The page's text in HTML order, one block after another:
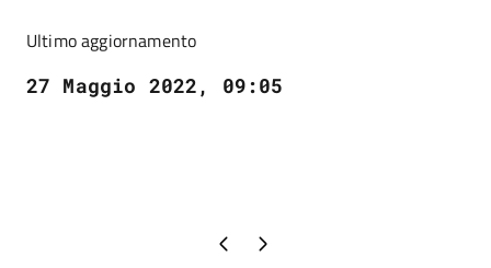
Ultimo aggiornamento
27 Maggio 2022, 09:05
Pagina precedente
Pagina successiva